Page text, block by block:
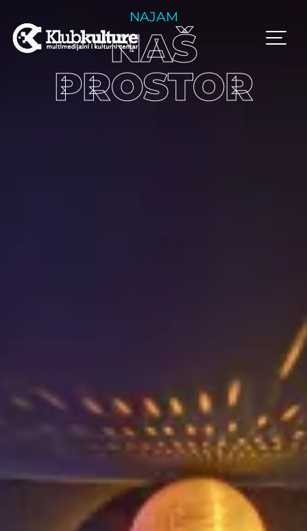
NAJAM
NAŠ
PROSTOR